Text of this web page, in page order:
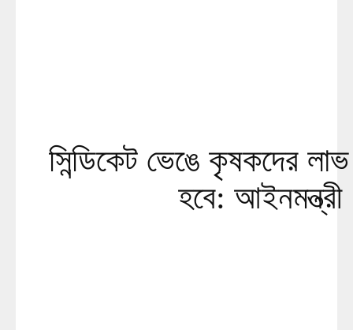
সিন্ডিকেট ভেঙে কৃষকদের লাভ
হবে: আইনমন্ত্রী